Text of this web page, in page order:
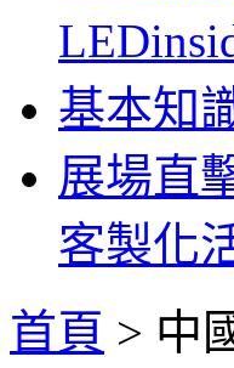
基本知
展場直
客製化
首頁 > 中